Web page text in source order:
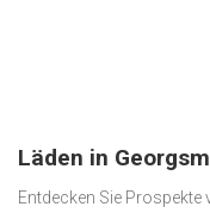
Läden in
Entdecken Sie